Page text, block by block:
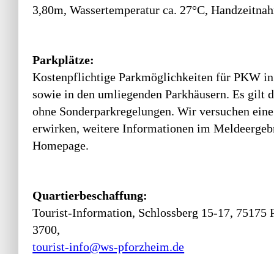
3,80m, Wassertemperatur ca. 27°C,
Parkplätze:
Kostenpflichtige Parkmöglichkeiten für PKW in
sowie in den umliegenden Parkhäusern. Es gilt
ohne Sonderparkregelungen. Wir versuchen
erwirken, weitere Informationen im
Homepage.
Quartierbeschaffung:
Tourist-Information, Schlossberg 15-17, 75175
3700,
tourist-info@ws-pforzheim.de